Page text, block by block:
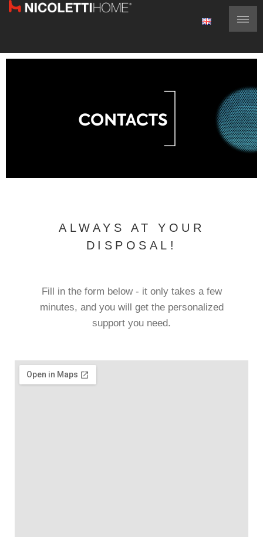
ALWAYS AT YOUR
DISPOSAL!
Fill in the form below - it only takes a few
minutes, and you will get the personalized
support you need.